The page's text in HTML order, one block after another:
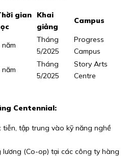
gian
Khai
giảng
Campus
năm
Tháng
5/2025
Progress
Campus
năm
Tháng
5/2025
Story Arts
Centre
Centennial:
tiễn, tập trung vào kỹ năng nghề
lương (Co-op) tại các công ty hàng